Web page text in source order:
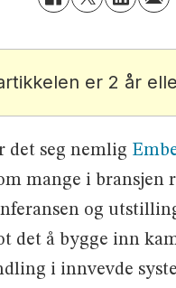
er 2 år
det seg nemlig
mange i bransjen
og
det å bygge inn
i innvevde